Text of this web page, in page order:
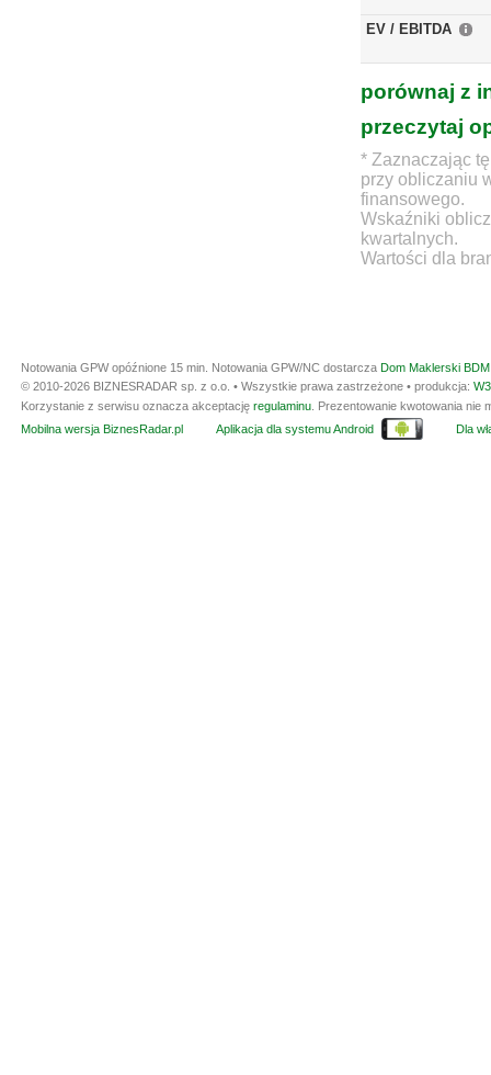
EV / EBITDA
porównaj z
przeczytaj
* Zaznaczając
przy obliczaniu
finansowego.
Wskaźniki
kwartalnych.
Wartości dla
Notowania GPW opóźnione 15 min. Notowania GPW/NC dostarcza Dom Maklerski
© 2010-2026 BIZNESRADAR sp. z o.o. • Wszystkie prawa zastrzeżone • produkcja:
Korzystanie z serwisu oznacza akceptację regulaminu . Prezentowanie kwotowania
Mobilna wersja BiznesRadar.pl
Aplikacja dla systemu Android Dla